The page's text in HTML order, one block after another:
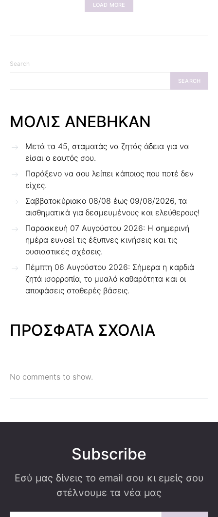
LOAD MORE
Search
SEARCH
ΜΟΛΙΣ ΑΝΕΒΗΚΑΝ
Μετά τα 45, σταματάς να ζητάς άδεια για να
είσαι ο εαυτός σου.
Παράξενο να σου λείπει κάποιος που ποτέ δεν
είχες.
Σαββατοκύριακο 08/08 έως 09/08/2026, τα
αισθηματικά για δεσμευμένους και ελεύθερους!
Παρασκευή 07 Αυγούστου 2026: Η σημερινή
ημέρα ευνοεί τις έξυπνες κινήσεις και τις
ουσιαστικές σχέσεις.
Πέμπτη 06 Αυγούστου 2026: Σήμερα η καρδιά
ζητά ισορροπία, το μυαλό καθαρότητα και οι
αποφάσεις σταθερές βάσεις.
ΠΡΟΣΦΑΤΑ ΣΧΟΛΙΑ
No comments to show.
Subscribe
Εσύ μας δίνεις το email σου κι εμείς σου
στέλνουμε τα νέα μας